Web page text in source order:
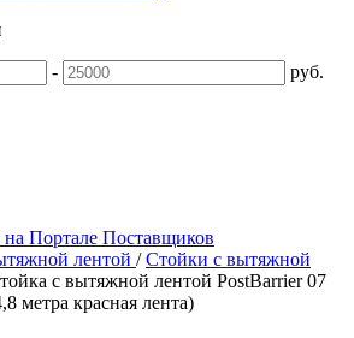
- руб.
лентой /Стойки с вытяжной
с вытяжной лентой PostBarrier 07
метра красная лента)